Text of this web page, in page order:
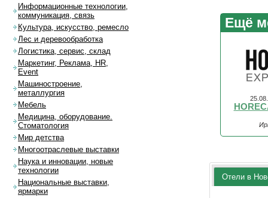
Ещё
Отели в
Информационные технологии,
коммуникация, связь
Культура, искусство, ремесло
Лес и деревообработка
Логистика, сервис, склад
Маркетинг, Реклама, HR,
Event
Машиностроение,
металлургия
Мебель
Медицина, оборудование.
Стоматология
Мир детства
Многоотраслевые выставки
Наука и инновации, новые
технологии
Национальные выставки,
ярмарки